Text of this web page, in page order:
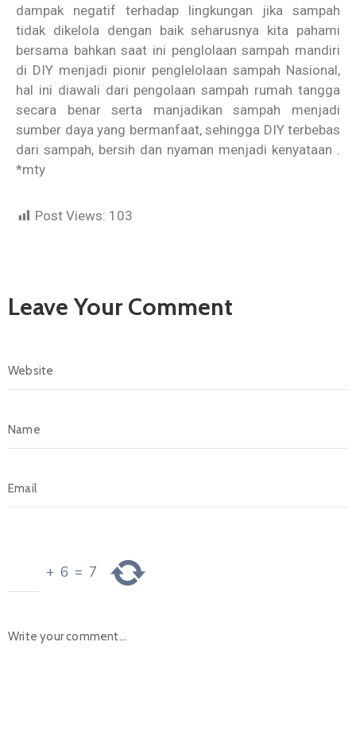
dampak negatif terhadap lingkungan jika sampah
tidak dikelola dengan baik seharusnya kita pahami
bersama bahkan saat ini penglolaan sampah mandiri
di DIY menjadi pionir penglelolaan sampah Nasional,
hal ini diawali dari pengolaan sampah rumah tangga
secara benar serta manjadikan sampah menjadi
sumber daya yang bermanfaat, sehingga DIY terbebas
dari sampah, bersih dan nyaman menjadi kenyataan .
*mty
Post Views: 103
Leave Your Comment
+ 6 = 7